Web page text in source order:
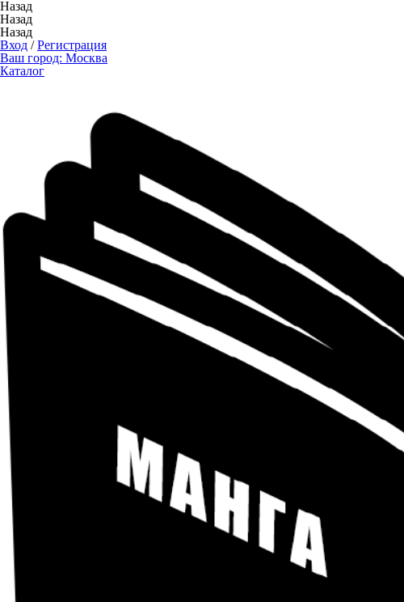
Назад
Назад
Назад
Вход /Регистрация
Ваш город: Москва
Каталог